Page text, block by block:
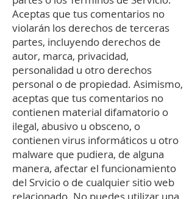
Aceptas que tus comentarios no
violarán los derechos de terceras
partes, incluyendo derechos de
autor, marca, privacidad,
personalidad u otro derechos
personal o de propiedad. Asimismo,
aceptas que tus comentarios no
contienen material difamatorio o
ilegal, abusivo u obsceno, o
contienen virus informáticos u otro
malware que pudiera, de alguna
manera, afectar el funcionamiento
del Srvicio o de cualquier sitio web